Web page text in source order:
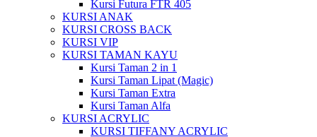
Kursi Futura FTR 405
KURSI ANAK
KURSI CROSS BACK
KURSI VIP
KURSI TAMAN KAYU
Kursi Taman 2 in 1
Kursi Taman Lipat (Magic)
Kursi Taman Extra
Kursi Taman Alfa
KURSI ACRYLIC
KURSI TIFFANY ACRYLIC